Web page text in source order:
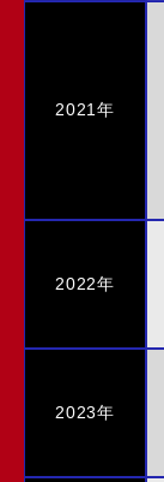
2021年
2022年
2023年